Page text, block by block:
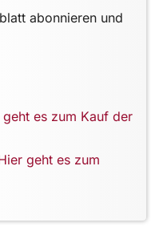
abonnieren und
geht es zum Kauf der
geht es zum